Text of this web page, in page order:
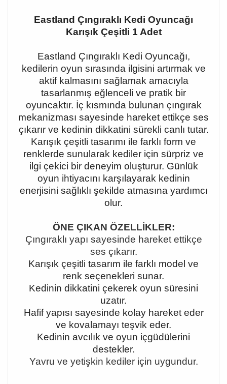
Eastland Çıngıraklı Kedi Oyuncağı
Karışık Çeşitli 1 Adet
Eastland Çıngıraklı Kedi Oyuncağı,
kedilerin oyun sırasında ilgisini artırmak ve
aktif kalmasını sağlamak amacıyla
tasarlanmış eğlenceli ve pratik bir
oyuncaktır. İç kısmında bulunan çıngırak
mekanizması sayesinde hareket ettikçe ses
çıkarır ve kedinin dikkatini sürekli canlı tutar.
Karışık çeşitli tasarımı ile farklı form ve
renklerde sunularak kediler için sürpriz ve
ilgi çekici bir deneyim oluşturur. Günlük
oyun ihtiyacını karşılayarak kedinin
enerjisini sağlıklı şekilde atmasına yardımcı
olur.
ÖNE ÇIKAN ÖZELLİKLER:
Çıngıraklı yapı sayesinde hareket ettikçe
ses çıkarır.
Karışık çeşitli tasarım ile farklı model ve
renk seçenekleri sunar.
Kedinin dikkatini çekerek oyun süresini
uzatır.
Hafif yapısı sayesinde kolay hareket eder
ve kovalamayı teşvik eder.
Kedinin avcılık ve oyun içgüdülerini
destekler.
Yavru ve yetişkin kediler için uygundur.